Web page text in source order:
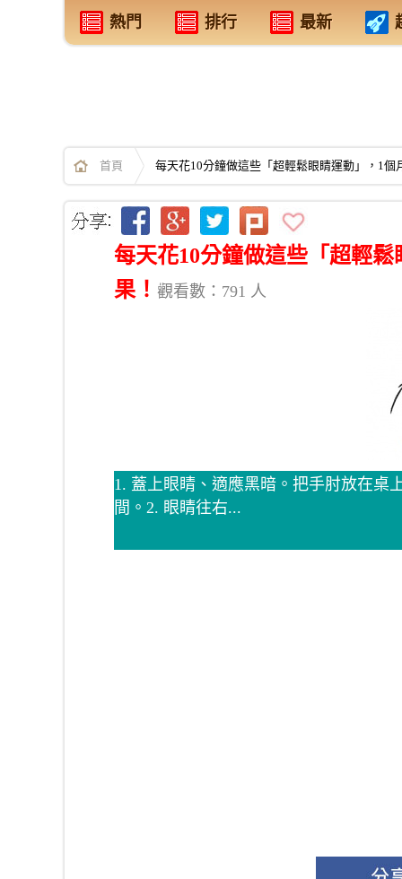
熱門 排行 最新
首頁 每天花10分鐘做這些「超輕鬆眼睛運動」，1個
每天花10分鐘做這些「超輕
果！ 觀看數：791 人
1. 蓋上眼睛、適應黑暗。把手肘放在桌
間。2. 眼睛往右...